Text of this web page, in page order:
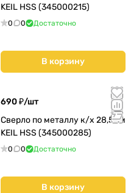
KEIL HSS (345000215)
0 0 Достаточно
В корзину
690 ₽/шт
Сверло по металлу к/х 28,5мм
KEIL HSS (345000285)
0 0 Достаточно
В корзину